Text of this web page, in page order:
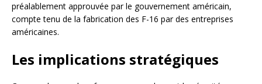
préalablement approuvée par le gouvernement américain,
compte tenu de la fabrication des F-16 par des entreprises
américaines.
Les implications stratégiques